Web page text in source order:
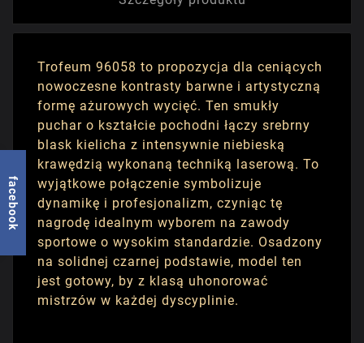
Trofeum 96058 to propozycja dla ceniących
nowoczesne kontrasty barwne i artystyczną
formę ażurowych wycięć. Ten smukły
puchar o kształcie pochodni łączy srebrny
blask kielicha z intensywnie niebieską
krawędzią wykonaną techniką laserową. To
wyjątkowe połączenie symbolizuje
dynamikę i profesjonalizm, czyniąc tę
nagrodę idealnym wyborem na zawody
sportowe o wysokim standardzie. Osadzony
na solidnej czarnej podstawie, model ten
jest gotowy, by z klasą uhonorować
mistrzów w każdej dyscyplinie.
facebook